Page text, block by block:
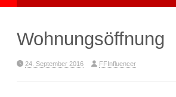
Wohnungsöffnung
24. September 2016 FFInfluencer